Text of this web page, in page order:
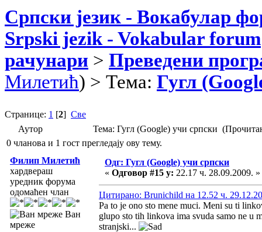
Српски језик - Вокабулар
Srpski jezik - Vokabular forum
рачунари > Преведени
Милетић) > Тема: Гугл
Странице: 1 [2] Све
Аутор
Тема: Гугл (Google) учи српски
0 чланова и 1 гост прегледају ову тему.
Филип Милетић
хардвераш
уредник форума
одомаћен члан
Ван
мреже
Одг: Гугл (Google) учи српски
« Одговор #15 у: 22.17 ч. 28.09.2009. »
Цитирано: Brunichild на 12.52 ч.
Pa to je ono sto mene muci. Meni su ti
glupo sto tih linkova ima svuda samo ne u
stranjski...